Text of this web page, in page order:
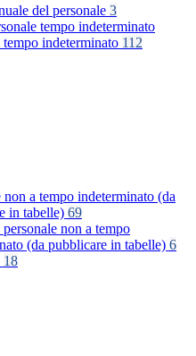
del personale 3
tempo indeterminato
tempo indeterminato 112
non a tempo indeterminato (da
in tabelle) 69
non a tempo
(da pubblicare in tabelle) 6
18